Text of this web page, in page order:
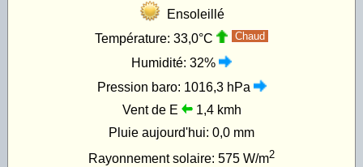
Ensoleillé
Température: 33,0°C Chaud
Humidité: 32%
Pression baro: 1016,3 hPa
Vent de E
1,4 kmh
Pluie aujourd'hui: 0,0 mm
Rayonnement solaire: 575 W/m2